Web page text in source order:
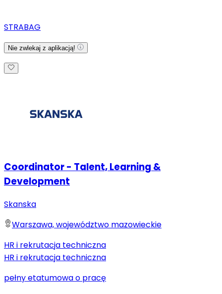
STRABAG
Nie zwlekaj z aplikacją!
Coordinator - Talent, Learning &
Development
Skanska
Warszawa, województwo mazowieckie
HR i rekrutacja techniczna
HR i rekrutacja techniczna
pełny etatumowa o pracę